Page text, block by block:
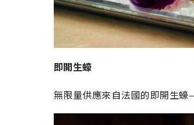
即開生蠔
無限量供應來自法國的即開生